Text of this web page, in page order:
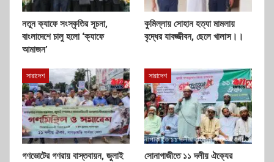
নতুন ক্যাফে সংস্কৃতির সূচনা,
বাংলাদেশে চালু হলো ‘ক্যাফে
আমাজন’
কুমিল্লায় সোহান হত্যা মামলায়
বৃদ্ধের যাবজ্জীবন, ছেলে খালাস।।
সারাদেশ
গণভোটের গণরায় বাস্তবায়ন, জুলাই
সারাদেশ
সোনাগাজীতে ১১ দলীয় ঐক্যের